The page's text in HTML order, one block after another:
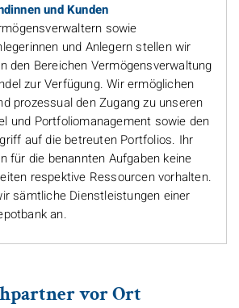
und Kunden
sowie
und Anlegern stellen wir
den Bereichen Vermögensverwaltung
zur Verfügung. Wir ermöglichen
prozessual den Zugang zu unseren
und Portfoliomanagement sowie den
auf die betreuten Portfolios. Ihr
für die benannten Aufgaben keine
respektive Ressourcen vorhalten.
sämtliche Dienstleistungen einer
an.
vor Ort